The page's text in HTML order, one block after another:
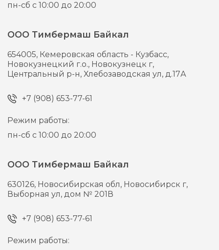
пн-сб с 10:00 до 20:00
ООО Тимбермаш Байкал
654005, Кемеровская область - Кузбасс,
Новокузнецкий г.о., Новокузнецк г,
Центральный р-н, Хлебозаводская ул, д.17А
+7 (908) 653-77-61
Режим работы:
пн-сб с 10:00 до 20:00
ООО Тимбермаш Байкал
630126, Новосибирская обл, Новосибирск г,
Выборная ул, дом № 201В
+7 (908) 653-77-61
Режим работы: